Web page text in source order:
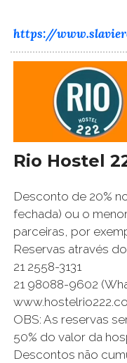
https://
Rio Hostel
Desconto de 20%
fechada) ou o
parceiras, por
Reservas através
21 2558-3131
21 98088-9602
OBS: As reservas
50% do valor da
Descontos não